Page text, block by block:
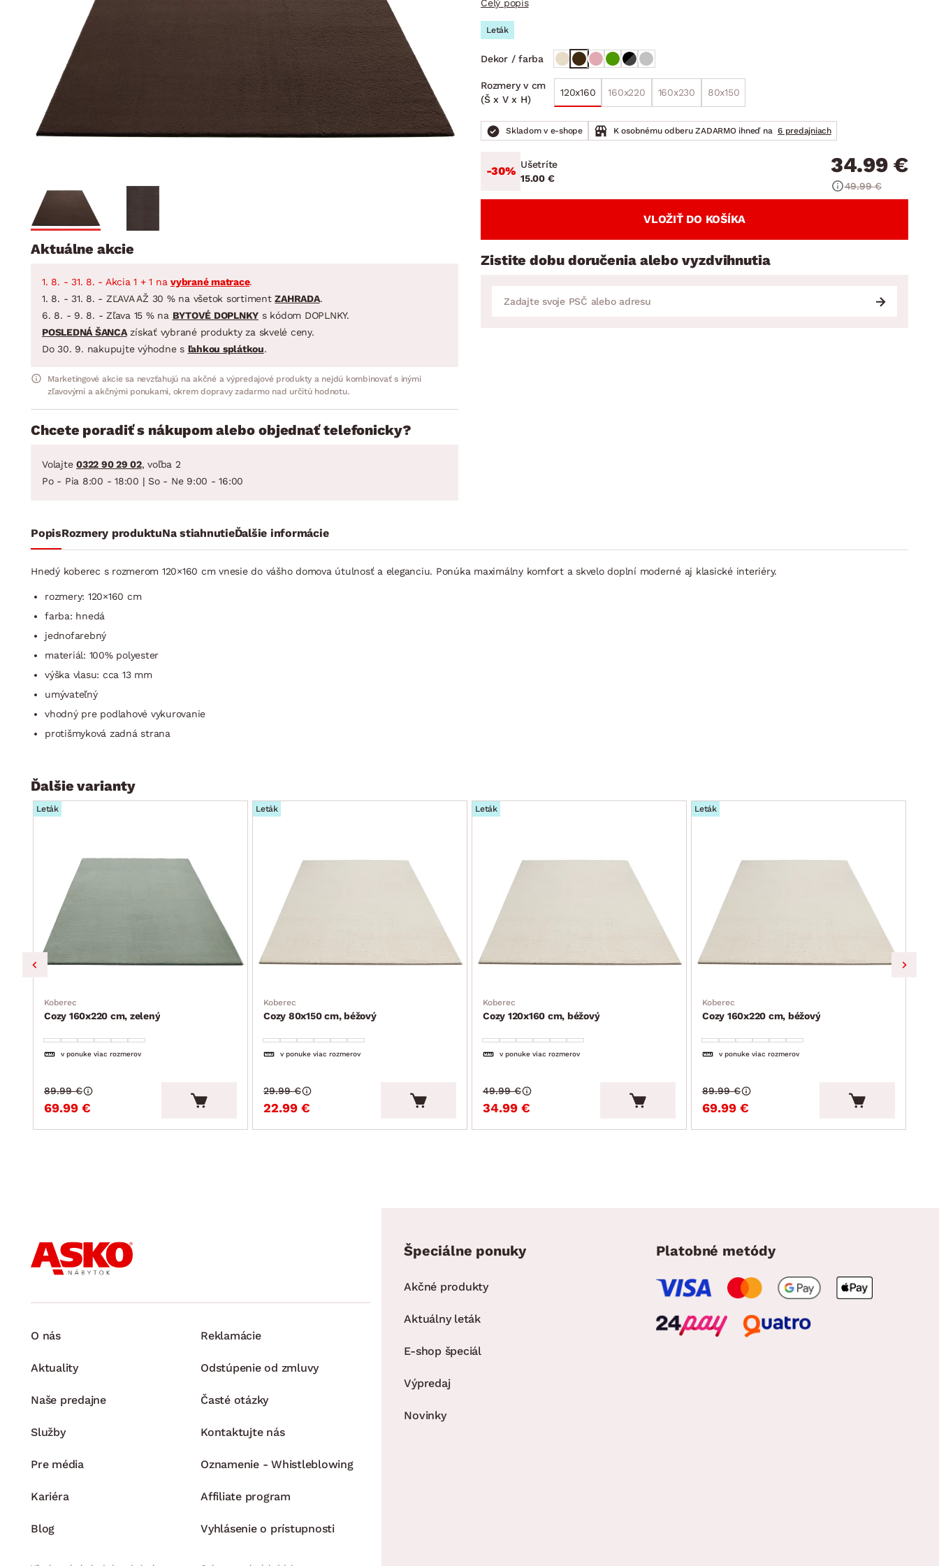
Detská izba
Predsieň, šatník a chodba
Záhrada
BYTOVÝ TEXTIL
Koberce
Závesy a žalúzie
Zobrazit vše
STOLOVANIE A VARENIE
Jedálenský servis
Príbory
DOMÁCE SPOTREBIČE
Kúpeľňové zostavy
Jedálenské zostavy
Záhradné zostavy
Celý popis
Leták
Dekor / farba
Rozmery v cm
(Š x V x H)
120x160 160x220 160x230 80x150
Skladom v e-shope K osobnému odberu ZADARMO ihneď na 6 predajniach
-30% Ušetríte
15.00 €
34.99 €
49.99 €
VLOŽIŤ DO KOŠÍKA
Zistite dobu doručenia alebo vyzdvihnutia
Aktuálne akcie
1. 8. - 31. 8. - Akcia 1 + 1 na vybrané matrace.
1. 8. - 31. 8. - ZĽAVA AŽ 30 % na všetok sortimentZAHRADA.
6. 8. - 9. 8. - Zľava 15 % na BYTOVÉ DOPLNKY s kódom DOPLNKY.
POSLEDNÁ ŠANCAzískať vybrané produkty za skvelé ceny.
Do 30. 9. nakupujte výhodne s ľahkou splátkou.
Marketingové akcie sa nevzťahujú na akčné a výpredajové produkty a nejdú kombinovať s inými
zľavovými a akčnými ponukami, okrem dopravy zadarmo nad určitú hodnotu.
Chcete poradiť s nákupom alebo objednať telefonicky?
Volajte 0322 90 29 02, voľba 2
Po - Pia 8:00 - 18:00 | So - Ne 9:00 - 16:00
PopisRozmery produktuNa stiahnutieĎalšie informácie
Hnedý koberec s rozmerom 120×160 cm vnesie do vášho domova útulnosť a eleganciu. Ponúka maximálny komfort a skvelo doplní moderné aj klasické interiéry.
rozmery: 120×160 cm
farba: hnedá
jednofarebný
materiál: 100% polyester
výška vlasu: cca 13 mm
umývateľný
vhodný pre podlahové vykurovanie
protišmyková zadná strana
Ďalšie varianty
Leták
Koberec
Cozy 160x220 cm, zelený
v ponuke viac rozmerov
69.99 €
89.99 €
Leták
Koberec
Cozy 80x150 cm, béžový
v ponuke viac rozmerov
22.99 €
29.99 €
Leták
Koberec
Cozy 120x160 cm, béžový
v ponuke viac rozmerov
34.99 €
49.99 €
Leták
Koberec
Cozy 160x220 cm, béžový
v ponuke viac rozmerov
69.99 €
89.99 €
O nás
Aktuality
Naše predajne
Služby
Pre média
Kariéra
Blog
Reklamácie
Odstúpenie od zmluvy
Časté otázky
Kontaktujte nás
Oznamenie - Whistleblowing
Affiliate program
Vyhlásenie o prístupnosti
Špeciálne ponuky
Akčné produkty
Aktuálny leták
E-shop špeciál
Výpredaj
Novinky
Platobné metódy